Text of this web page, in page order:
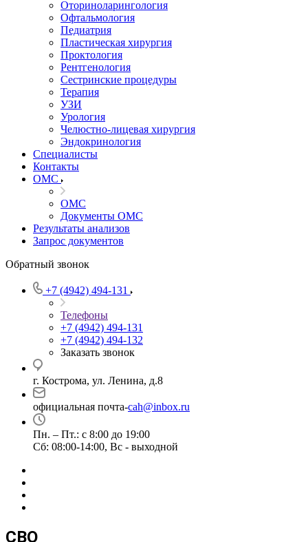
Оториноларингология
Офтальмология
Педиатрия
Пластическая хирургия
Проктология
Рентгенология
Сестринские процедуры
Терапия
УЗИ
Урология
Челюстно-лицевая хирургия
Эндокринология
Специалисты
Контакты
ОМС
ОМС
Документы ОМС
Результаты анализов
Запрос документов
Обратный звонок
+7 (4942) 494-131
Телефоны
+7 (4942) 494-131
+7 (4942) 494-132
Заказать звонок
г. Кострома, ул. Ленина, д.8
официальная почта-cah@inbox.ru
Пн. – Пт.: с 8:00 до 19:00
Сб: 08:00-14:00, Вс - выходной
СВО